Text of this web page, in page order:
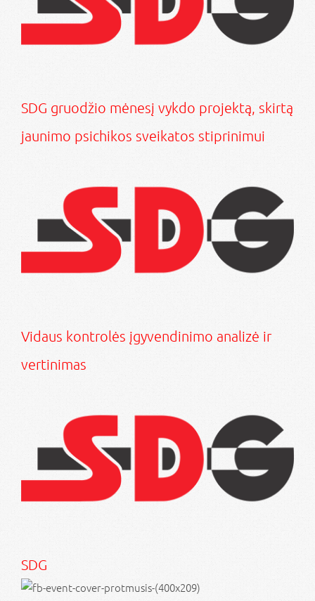
SDG gruodžio mėnesį vykdo projektą, skirtą
jaunimo psichikos sveikatos stiprinimui
Vidaus kontrolės įgyvendinimo analizė ir
vertinimas
SDG